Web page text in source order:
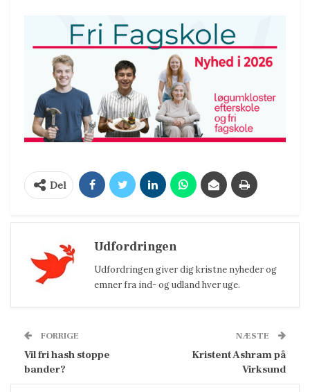
Del
Udfordringen
Udfordringen giver dig kristne nyheder og
emner fra ind- og udland hver uge.
FORRIGE
Vil fri hash stoppe
bander?
NÆSTE
Kristent Ashram på
Virksund